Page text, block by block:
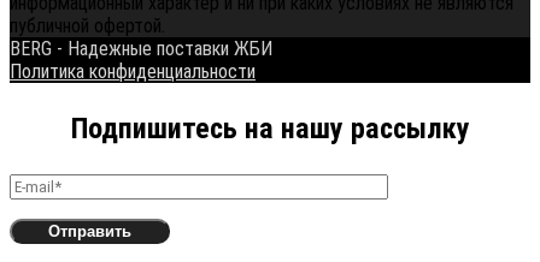
публичной офертой.
BERG - Надежные поставки ЖБИ
Политика конфиденциальности
Подпишитесь на нашу рассылку